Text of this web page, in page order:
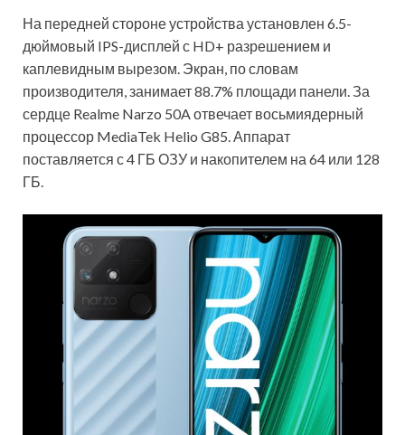
На передней стороне устройства установлен 6.5-
дюймовый IPS-дисплей с HD+ разрешением и
каплевидным вырезом. Экран, по словам
производителя, занимает 88.7% площади панели. За
сердце Realme Narzo 50A отвечает восьмиядерный
процессор MediaTek Helio G85. Аппарат
поставляется с 4 ГБ ОЗУ и накопителем на 64 или 128
ГБ.